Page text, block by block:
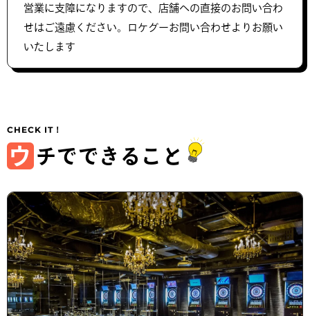
営業に支障になりますので、店舗への直接のお問い合わ
せはご遠慮ください。ロケグーお問い合わせよりお願い
いたします
ウ チでできること